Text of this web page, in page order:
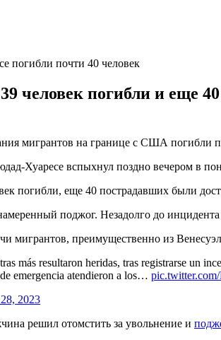
погибли почти 40 человек
39 человек погибли и
мигрантов на границе с США погибли
Хуаресе вспыхнул поздно вечером в
погибли, еще 40 пострадавших были
поджог. Незадолго до
мигрантов, преимущественно из
más resultaron heridas, tras registrarse un
emergencia atendieron a los…
2023
решил отомстить за увольнение и